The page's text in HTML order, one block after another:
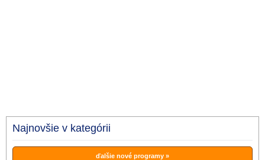
Najnovšie v kategórii
ďalšie nové programy »